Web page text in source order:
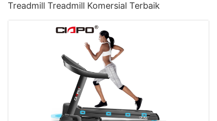
Treadmill Treadmill Komersial Terbaik